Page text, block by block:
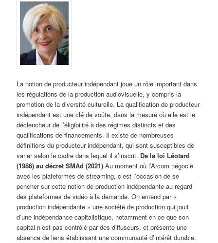
La notion de producteur indépendant joue un rôle important dans
les régulations de la production audiovisuelle, y compris la
promotion de la diversité culturelle. La qualification de producteur
indépendant est une clé de voûte, dans la mesure où elle est le
déclencheur de l’éligibilité à des régimes distincts et des
qualifications de financements. Il existe de nombreuses
définitions du producteur indépendant, qui sont susceptibles de
varier selon le cadre dans lequel il s’inscrit. De la loi Léotard
(1986) au décret SMAd (2021) Au moment où l’Arcom négocie
avec les plateformes de streaming, c’est l’occasion de se
pencher sur cette notion de production indépendante au regard
des plateformes de vidéo à la demande. On entend par «
production indépendante » une société de production qui jouit
d’une indépendance capitalistique, notamment en ce que son
capital n’est pas contrôlé par des diffuseurs, et présente une
absence de liens établissant une communauté d’intérêt durable.